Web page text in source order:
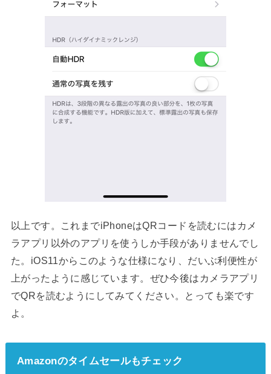
以上です。これまでiPhoneはQRコードを読むにはカメ
ラアプリ以外のアプリを使うしか手段がありませんでし
た。iOS11からこのような仕様になり、だいぶ利便性が
上がったように感じています。ぜひ今後はカメラアプリ
でQRを読むようにしてみてください。とっても楽です
よ。
Amazonのタイムセールもチェック